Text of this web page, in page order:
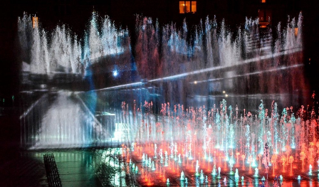
IMPREZY
ROZRYWKA
W KINACH
GASTRONOMIA
ZDJĘCIA